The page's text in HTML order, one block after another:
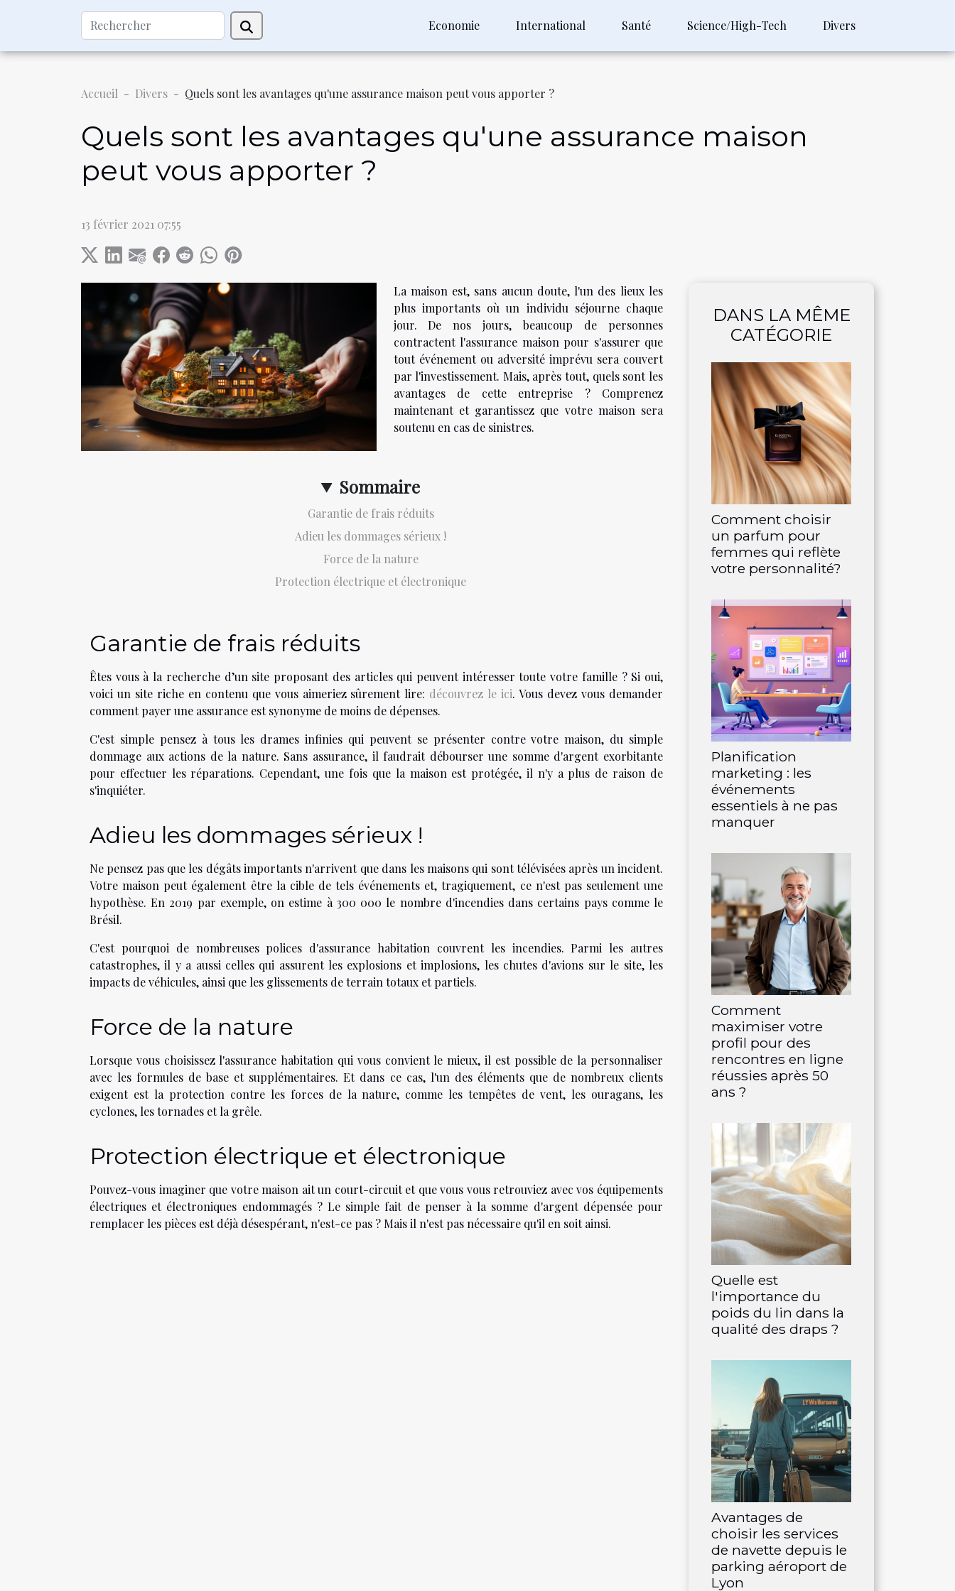
Economie International Santé Science/High-Tech Divers
Accueil Divers Quels sont les avantages qu'une assurance maison peut vous apporter ?
Quels sont les avantages qu'une assurance maison
peut vous apporter ?
13 février 2021 07:55
Sommaire
Garantie de frais réduits
Adieu les dommages sérieux !
Force de la nature
Protection électrique et électronique
La maison est, sans aucun doute, l'un des lieux les
plus importants où un individu séjourne chaque
jour. De nos jours, beaucoup de personnes
contractent l'assurance maison pour s'assurer que
tout événement ou adversité imprévu sera couvert
par l'investissement. Mais, après tout, quels sont les
avantages de cette entreprise ? Comprenez
maintenant et garantissez que votre maison sera
soutenu en cas de sinistres.
Garantie de frais réduits
Êtes vous à la recherche d’un site proposant des articles qui peuvent intéresser toute votre famille ? Si oui,
voici un site riche en contenu que vous aimeriez sûrement lire: découvrez le ici. Vous devez vous demander
comment payer une assurance est synonyme de moins de dépenses.
C'est simple pensez à tous les drames infinies qui peuvent se présenter contre votre maison, du simple
dommage aux actions de la nature. Sans assurance, il faudrait débourser une somme d'argent exorbitante
pour effectuer les réparations. Cependant, une fois que la maison est protégée, il n'y a plus de raison de
s'inquiéter.
Adieu les dommages sérieux !
Ne pensez pas que les dégâts importants n'arrivent que dans les maisons qui sont télévisées après un incident.
Votre maison peut également être la cible de tels événements et, tragiquement, ce n'est pas seulement une
hypothèse. En 2019 par exemple, on estime à 300 000 le nombre d'incendies dans certains pays comme le
Brésil.
C'est pourquoi de nombreuses polices d'assurance habitation couvrent les incendies. Parmi les autres
catastrophes, il y a aussi celles qui assurent les explosions et implosions, les chutes d'avions sur le site, les
impacts de véhicules, ainsi que les glissements de terrain totaux et partiels.
Force de la nature
Lorsque vous choisissez l'assurance habitation qui vous convient le mieux, il est possible de la personnaliser
avec les formules de base et supplémentaires. Et dans ce cas, l'un des éléments que de nombreux clients
exigent est la protection contre les forces de la nature, comme les tempêtes de vent, les ouragans, les
cyclones, les tornades et la grêle.
Protection électrique et électronique
Pouvez-vous imaginer que votre maison ait un court-circuit et que vous vous retrouviez avec vos équipements
électriques et électroniques endommagés ? Le simple fait de penser à la somme d'argent dépensée pour
remplacer les pièces est déjà désespérant, n'est-ce pas ? Mais il n'est pas nécessaire qu'il en soit ainsi.
DANS LA MÊME
CATÉGORIE
Comment choisir
un parfum pour
femmes qui reflète
votre personnalité?
Planification
marketing : les
événements
essentiels à ne pas
manquer
Comment
maximiser votre
profil pour des
rencontres en ligne
réussies après 50
ans ?
Quelle est
l'importance du
poids du lin dans la
qualité des draps ?
Avantages de
choisir les services
de navette depuis le
parking aéroport de
Lyon